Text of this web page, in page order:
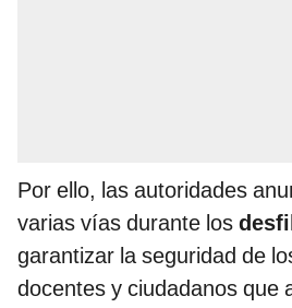
Por ello, las autoridades
varias vías durante los
garantizar la seguridad de
docentes y ciudadanos que